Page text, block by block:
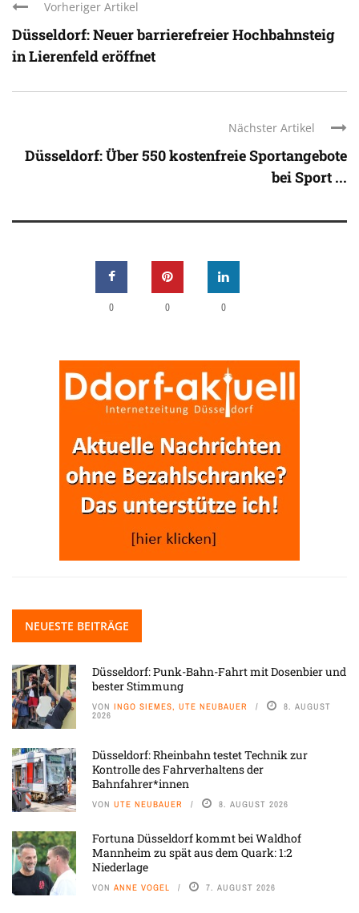
Vorheriger Artikel
Düsseldorf: Neuer barrierefreier Hochbahnsteig
in Lierenfeld eröffnet
Nächster Artikel
Düsseldorf: Über 550 kostenfreie Sportangebote
bei Sport ...
0 0 0
NEUESTE BEITRÄGE
Düsseldorf: Punk-Bahn-Fahrt mit Dosenbier und
bester Stimmung
VON INGO SIEMES, UTE NEUBAUER 8. AUGUST
2026
Düsseldorf: Rheinbahn testet Technik zur
Kontrolle des Fahrverhaltens der
Bahnfahrer*innen
VON UTE NEUBAUER 8. AUGUST 2026
Fortuna Düsseldorf kommt bei Waldhof
Mannheim zu spät aus dem Quark: 1:2
Niederlage
VON ANNE VOGEL 7. AUGUST 2026